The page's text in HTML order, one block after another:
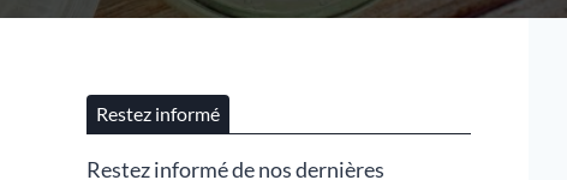
Restez informé
Restez informé de nos dernières